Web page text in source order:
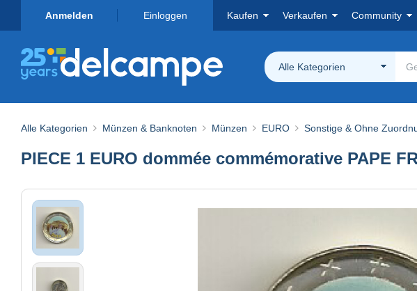
Anmelden Einloggen Kaufen Verkaufen Community
Alle Kategorien
Alle Kategorien Münzen & Banknoten Münzen EURO Sonstige & Ohne
PIECE 1 EURO dommée commémorative PAPE